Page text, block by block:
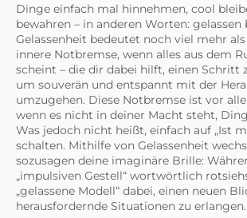
Dinge einfach mal hinnehmen, cool
bewahren – in anderen Worten: gelassen
Gelassenheit bedeutet noch viel mehr
innere Notbremse, wenn alles aus dem
scheint – die dir dabei hilft, einen Schritt
um souverän und entspannt mit der
umzugehen. Diese Notbremse ist vor
wenn es nicht in deiner Macht steht,
Was jedoch nicht heißt, einfach auf „Ist
schalten. Mithilfe von Gelassenheit
sozusagen deine imaginäre Brille:
„impulsiven Gestell“ wortwörtlich
„gelassene Modell“ dabei, einen neuen
herausfordernde Situationen zu erlangen.